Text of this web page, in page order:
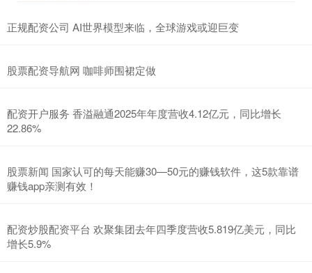
正规配资公司 AI世界模型来临，全球游戏或迎巨变
股票配资导航网 咖啡师围裙定做
配资开户服务 香溢融通2025年年度营收4.12亿元，同比增长
22.86%
股票新闻 国家认可的每天能赚30—50元的赚钱软件，这5款靠谱
赚钱app亲测有效！
配资炒股配资平台 欢聚集团去年四季度营收5.819亿美元，同比
增长5.9%